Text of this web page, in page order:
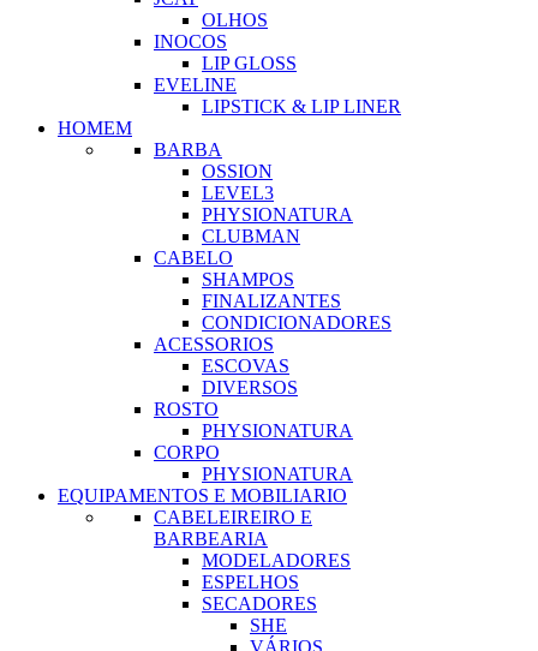
OLHOS
INOCOS
LIP GLOSS
EVELINE
LIPSTICK & LIP LINER
HOMEM
BARBA
OSSION
LEVEL3
PHYSIONATURA
CLUBMAN
CABELO
SHAMPOS
FINALIZANTES
CONDICIONADORES
ACESSORIOS
ESCOVAS
DIVERSOS
ROSTO
PHYSIONATURA
CORPO
PHYSIONATURA
EQUIPAMENTOS E MOBILIARIO
CABELEIREIRO E
BARBEARIA
MODELADORES
ESPELHOS
SECADORES
SHE
VÁRIOS